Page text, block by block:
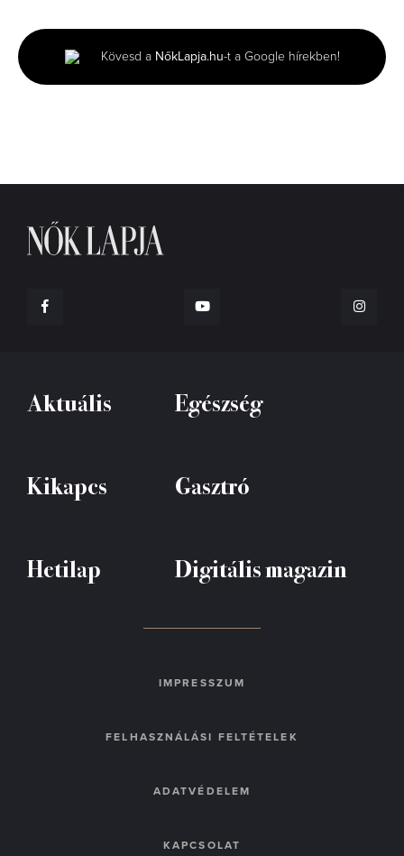
minute,
15
seconds
Kövesd a NőkLapja.hu-t a Google hírekben!
Aktuális Egészség
Kikapcs Gasztró
Hetilap Digitális magazin
IMPRESSZUM
FELHASZNÁLÁSI FELTÉTELEK
ADATVÉDELEM
KAPCSOLAT